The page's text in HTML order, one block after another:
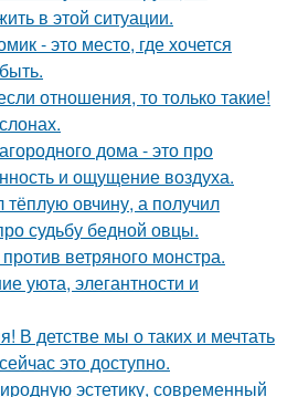
в этой ситуации.
- это место, где хочется
отношения, то только такие!
дома - это про
и ощущение воздуха.
тёплую овчину, а получил
судьбу бедной овцы.
ветряного монстра.
уюта, элегантности и
В детстве мы о таких и мечтать
это доступно.
эстетику, современный